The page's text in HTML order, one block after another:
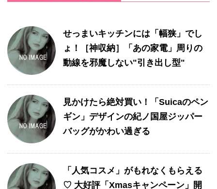
せっまいキッチンには「幅狭」でし
ょ！［神収納］「あの家電」周りの
動線を邪魔しない"引き出し型"
見かけたら絶対買い！「Suicaのペン
ギン」デザインの紀ノ国屋ジッパー
バッグがかわい過ぎる
「人気コスメ」がもれなくもらえる
♡ 大好評「Xmasキャンペーン」開